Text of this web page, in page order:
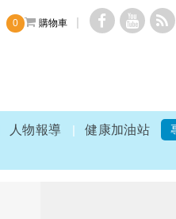
0 購物車
人物報導 健康加油站